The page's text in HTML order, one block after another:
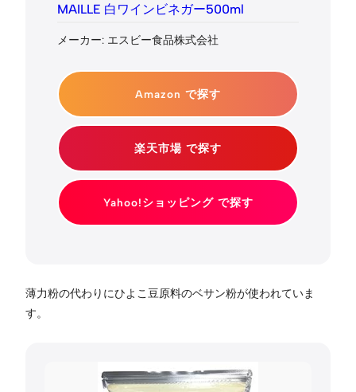
MAILLE 白ワインビネガー500ml
メーカー: エスビー食品株式会社
Amazon で探す
楽天市場 で探す
Yahoo!ショッピング で探す
薄力粉の代わりにひよこ豆原料のベサン粉が使われていま
す。